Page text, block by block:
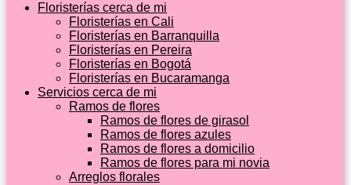
Floristerías cerca de mi
Floristerías en Cali
Floristerías en Barranquilla
Floristerías en Pereira
Floristerías en Bogotá
Floristerías en Bucaramanga
Servicios cerca de mi
Ramos de flores
Ramos de flores de girasol
Ramos de flores azules
Ramos de flores a domicilio
Ramos de flores para mi novia
Arreglos florales